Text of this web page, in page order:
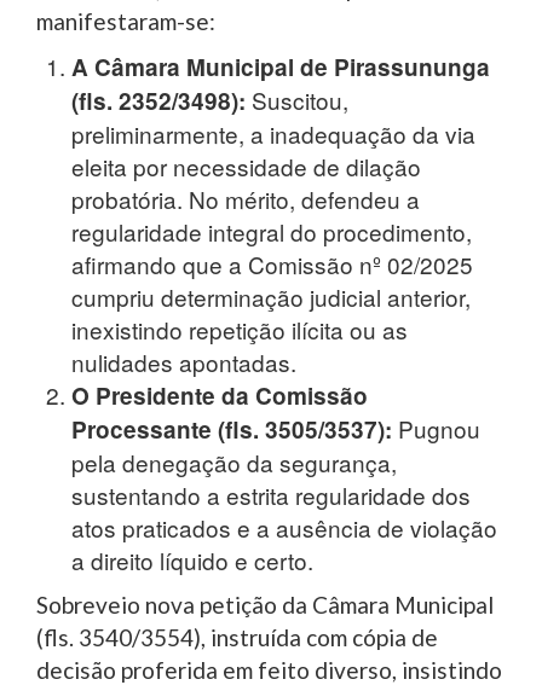
manifestaram-se:
A Câmara Municipal de Pirassununga
(fls. 2352/3498): Suscitou,
preliminarmente, a inadequação da via
eleita por necessidade de dilação
probatória. No mérito, defendeu a
regularidade integral do procedimento,
afirmando que a Comissão nº 02/2025
cumpriu determinação judicial anterior,
inexistindo repetição ilícita ou as
nulidades apontadas.
O Presidente da Comissão
Processante (fls. 3505/3537): Pugnou
pela denegação da segurança,
sustentando a estrita regularidade dos
atos praticados e a ausência de violação
a direito líquido e certo.
Sobreveio nova petição da Câmara Municipal
(fls. 3540/3554), instruída com cópia de
decisão proferida em feito diverso, insistindo